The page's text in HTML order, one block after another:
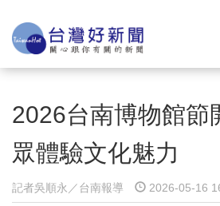
2026台南博物館
眾體驗文化魅力
記者吳順永／台南報導 2026-05-16